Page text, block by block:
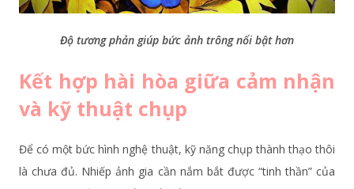
Độ tương phản giúp bức ảnh trông nổi bật hơn
Kết hợp hài hòa giữa cảm nhận
và kỹ thuật chụp
Để có một bức hình nghệ thuật, kỹ năng chụp thành thạo thôi
là chưa đủ. Nhiếp ảnh gia cần nắm bắt được “tinh thần” của